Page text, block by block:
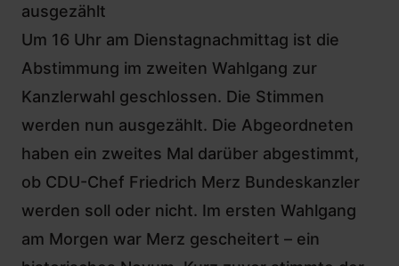
ausgezählt
Um 16 Uhr am Dienstagnachmittag ist die
Abstimmung im zweiten Wahlgang zur
Kanzlerwahl geschlossen. Die Stimmen
werden nun ausgezählt. Die Abgeordneten
haben ein zweites Mal darüber abgestimmt,
ob CDU-Chef Friedrich Merz Bundeskanzler
werden soll oder nicht. Im ersten Wahlgang
am Morgen war Merz gescheitert – ein